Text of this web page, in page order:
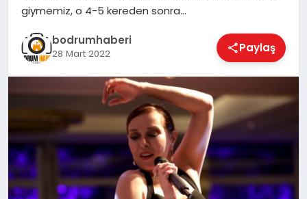
SPOR
☰
giymemiz, o 4-5 kereden sonra…
bodrumhaberi
28 Mart 2022 Paylaş